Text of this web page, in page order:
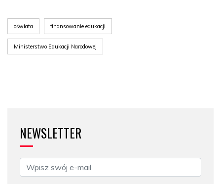
oświata finansowanie edukacji
Ministerstwo Edukacji Narodowej
NEWSLETTER